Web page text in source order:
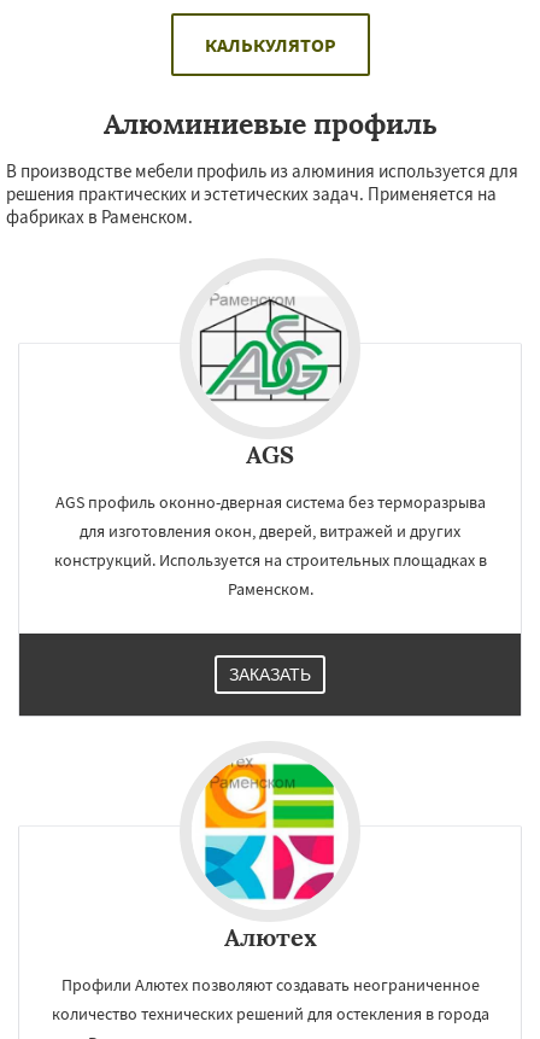
КАЛЬКУЛЯТОР
Алюминиевые профиль
В производстве мебели профиль из алюминия используется для
решения практических и эстетических задач. Применяется на
фабриках в Раменском.
AGS
AGS профиль оконно-дверная система без терморазрыва
для изготовления окон, дверей, витражей и других
конструкций. Используется на строительных площадках в
Раменском.
ЗАКАЗАТЬ
Алютех
Профили Алютех позволяют создавать неограниченное
количество технических решений для остекления в города